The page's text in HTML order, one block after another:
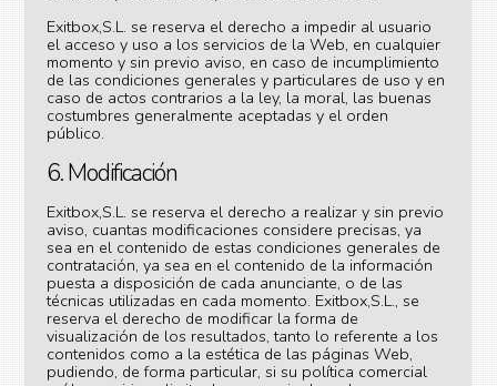
Exitbox,S.L. se reserva el derecho a impedir al usuario
el acceso y uso a los servicios de la Web, en cualquier
momento y sin previo aviso, en caso de incumplimiento
de las condiciones generales y particulares de uso y en
caso de actos contrarios a la ley, la moral, las buenas
costumbres generalmente aceptadas y el orden
público.
6. Modificación
Exitbox,S.L. se reserva el derecho a realizar y sin previo
aviso, cuantas modificaciones considere precisas, ya
sea en el contenido de estas condiciones generales de
contratación, ya sea en el contenido de la información
puesta a disposición de cada anunciante, o de las
técnicas utilizadas en cada momento. Exitbox,S.L., se
reserva el derecho de modificar la forma de
visualización de los resultados, tanto lo referente a los
contenidos como a la estética de las páginas Web,
pudiendo, de forma particular, si su política comercial